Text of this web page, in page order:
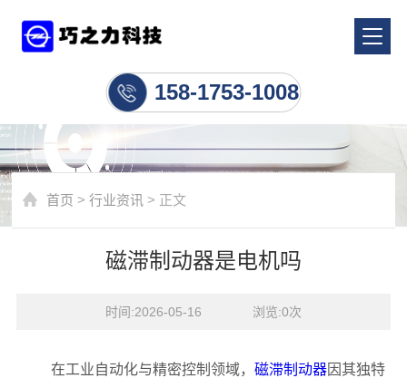
158-1753-1008
首页 >行业资讯 > 正文
磁滞制动器是电机吗
时间:2026-05-16    浏览:0次
在工业自动化与精密控制领域， 磁滞制动器因其独特